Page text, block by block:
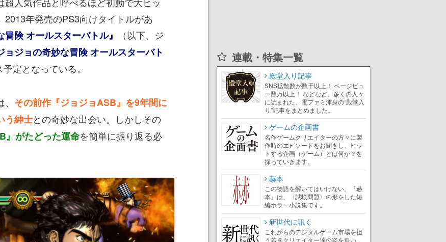
2013年発売のPS3向けタイトルがあ
冒険 オールスターバトル』
（以下、ジ
ョジョの奇妙な冒険 オールスターバト
定となっている。
その前作『ジョジョASB』を9年間に
う紳士との奇妙な出会い。しかしその
』がたどった運命を簡単に振り返る必
連載・特集一覧
殿堂入り記事
SNS拡散数が数千以上！ ページビュ
ー数万以上！ などなど。多くの人々
に読まれた、電ファミ渾身の“殿堂入
り”記事をまとめました。
ゲームの企画書
名作ゲームクリエイターの方々に製
作時のエピソードをお聞きし、ヒッ
トする企画（ゲーム）とは何か？を
探っていきます。
赫本
この物語を解いてはいけない。『赫
本』は、〈試験問題〉の形をした短
編ホラー小説集です。
新世代に訊く
これからのデジタルゲーム市場を担
う若きクリエイター達の姿を追い、